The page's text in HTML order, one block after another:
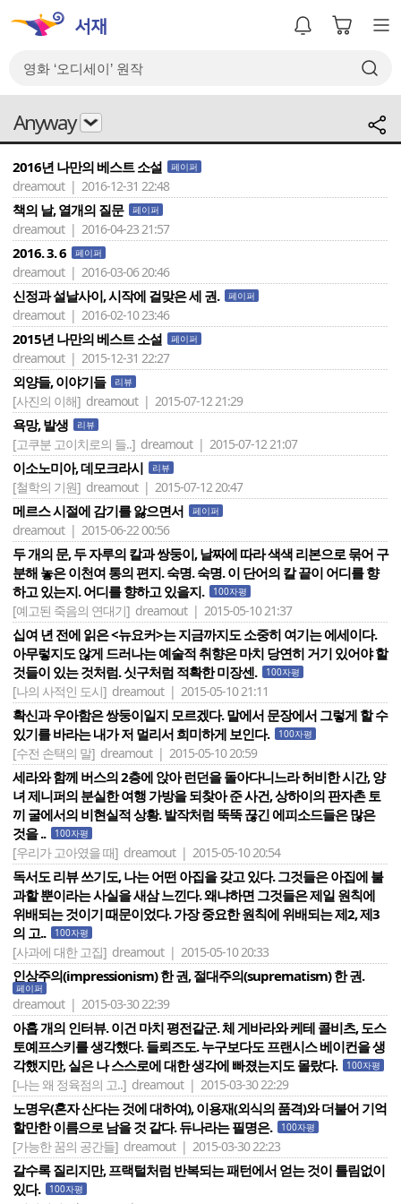
Anyway
2016년 나만의 베스트 소설 페이퍼
dreamout | 2016-12-31 22:48
책의 날, 열개의 질문 페이퍼
dreamout | 2016-04-23 21:57
2016. 3. 6 페이퍼
dreamout | 2016-03-06 20:46
신정과 설날사이, 시작에 걸맞은 세 권. 페이퍼
dreamout | 2016-02-10 23:46
2015년 나만의 베스트 소설 페이퍼
dreamout | 2015-12-31 22:27
외양들, 이야기들 리뷰
[사진의 이해] dreamout | 2015-07-12 21:29
욕망, 발생 리뷰
[고쿠분 고이치로의 들..] dreamout | 2015-07-12 21:07
이소노미아, 데모크라시 리뷰
[철학의 기원] dreamout | 2015-07-12 20:47
메르스 시절에 감기를 앓으면서 페이퍼
dreamout | 2015-06-22 00:56
두 개의 문, 두 자루의 칼과 쌍둥이, 날짜에 따라 색색 리본으로 묶어 구
분해 놓은 이천여 통의 편지. 숙명. 숙명. 이 단어의 칼 끝이 어디를 향
하고 있는지. 어디를 향하고 있을지.
100자평
[예고된 죽음의 연대기] dreamout | 2015-05-10 21:37
십여 년 전에 읽은 <뉴요커>는 지금까지도 소중히 여기는 에세이다.
아무렇지도 않게 드러나는 예술적 취향은 마치 당연히 거기 있어야 할
것들이 있는 것처럼. 싯구처럼 적확한 미장센.
100자평
[나의 사적인 도시] dreamout | 2015-05-10 21:11
확신과 우아함은 쌍둥이일지 모르겠다. 말에서 문장에서 그렇게 할 수
있기를 바라는 내가 저 멀리서 희미하게 보인다.
100자평
[수전 손택의 말] dreamout | 2015-05-10 20:59
세라와 함께 버스의 2층에 앉아 런던을 돌아다니느라 허비한 시간, 양
녀 제니퍼의 분실한 여행 가방을 되찾아 준 사건, 상하이의 판자촌 토
끼 굴에서의 비현실적 상황. 발작처럼 뚝뚝 끊긴 에피소드들은 많은
것을 ..
100자평
[우리가 고아였을 때] dreamout | 2015-05-10 20:54
독서도 리뷰 쓰기도, 나는 어떤 아집을 갖고 있다. 그것들은 아집에 불
과할 뿐이라는 사실을 새삼 느낀다. 왜냐하면 그것들은 제일 원칙에
위배되는 것이기 때문이었다. 가장 중요한 원칙에 위배되는 제2, 제3
의 고..
100자평
[사과에 대한 고집] dreamout | 2015-05-10 20:33
인상주의(impressionism) 한 권, 절대주의(suprematism) 한 권.
페이퍼
dreamout | 2015-03-30 22:39
아홉 개의 인터뷰. 이건 마치 평전같군. 체 게바라와 케테 콜비츠, 도스
토예프스키를 생각했다. 들뢰즈도. 누구보다도 프랜시스 베이컨을 생
각했지만, 실은 나 스스로에 대한 생각에 빠졌는지도 몰랐다.
100자평
[나는 왜 정육점의 고..] dreamout | 2015-03-30 22:29
노명우(혼자 산다는 것에 대하여), 이용재(외식의 품격)와 더불어 기억
할만한 이름으로 남을 것 같다. 듀나라는 필명은.
100자평
[가능한 꿈의 공간들] dreamout | 2015-03-30 22:23
갈수록 질리지만, 프랙털처럼 반복되는 패턴에서 얻는 것이 틀림없이
있다.
100자평